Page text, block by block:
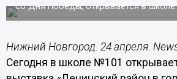
со Дня Победы, открывается в
Нижний Новгород. 24 апреля.
Сегодня в школе №101